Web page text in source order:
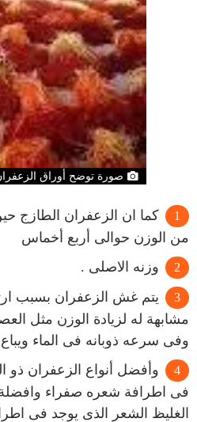
صورة توضح أوراق
كما ان الزعفران الطازج
من الوزن حوالى أربع أخماس
وزنه الاصلى .
يتم غش الزعفران بسبب
مشابهة له لزيادة الوزن مثل
وفى سرعه ذوبانه فى الماء
وأفضل أنواع الزعفران ذو
فى اطرافة شعره صفراء وافضلة
الغليظ الشعر الذى يوجد فى